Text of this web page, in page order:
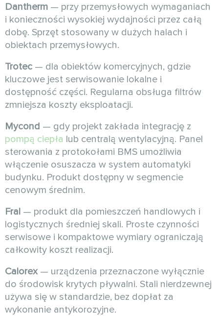
Dantherm — przy przemysłowych wymaganiach
i konieczności wysokiej wydajności przez całą
dobę. Sprzęt stosowany w dużych halach i
obiektach przemysłowych.
Trotec — dla obiektów komercyjnych, gdzie
kluczowe jest serwisowanie lokalne i
dostępność części. Regularna obsługa filtrów
zmniejsza koszty eksploatacji.
Mycond — gdy projekt zakłada integrację z
pompą ciepła lub centralą wentylacyjną. Panel
sterowania z protokołami BMS umożliwia
włączenie osuszacza w system automatyki
budynku. Produkt dostępny w segmencie
cenowym średnim.
Fral — produkt dla pomieszczeń handlowych i
logistycznych średniej skali. Proste czynności
serwisowe i kompaktowe wymiary ograniczają
całkowity koszt realizacji.
Calorex— urządzenia przeznaczone wyłącznie
do środowisk krytych pływalni. Stali nierdzewnej
używa się w standardzie, bez dopłat za
wykonanie antykorozyjne.